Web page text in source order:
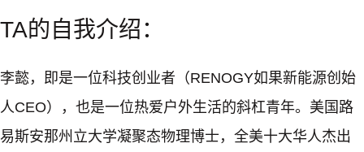
TA的自我介绍：
李懿，即是一位科技创业者（RENOGY如果新能源创始
人CEO），也是一位热爱户外生活的斜杠青年。美国路
易斯安那州立大学凝聚态物理博士，全美十大华人杰出